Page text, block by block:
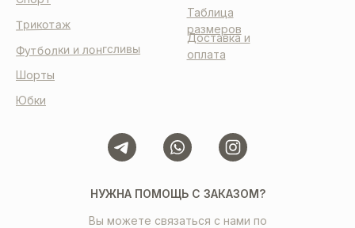
Таблица
размеров
Доставка и
оплата
НУЖНА ПОМОЩЬ С ЗАКАЗОМ?
Вы можете связаться с нами по
Шорты
Трикотаж
Футболки и лонгсливы
Юбки